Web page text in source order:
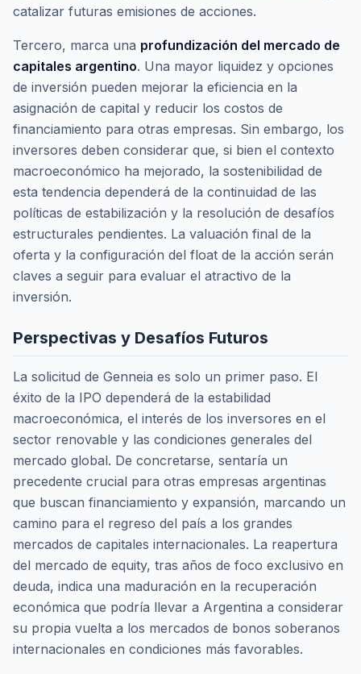
catalizar futuras emisiones de acciones.
Tercero, marca una profundización del mercado de
capitales argentino. Una mayor liquidez y opciones
de inversión pueden mejorar la eficiencia en la
asignación de capital y reducir los costos de
financiamiento para otras empresas. Sin embargo, los
inversores deben considerar que, si bien el contexto
macroeconómico ha mejorado, la sostenibilidad de
esta tendencia dependerá de la continuidad de las
políticas de estabilización y la resolución de desafíos
estructurales pendientes. La valuación final de la
oferta y la configuración del float de la acción serán
claves a seguir para evaluar el atractivo de la
inversión.
Perspectivas y Desafíos Futuros
La solicitud de Genneia es solo un primer paso. El
éxito de la IPO dependerá de la estabilidad
macroeconómica, el interés de los inversores en el
sector renovable y las condiciones generales del
mercado global. De concretarse, sentaría un
precedente crucial para otras empresas argentinas
que buscan financiamiento y expansión, marcando un
camino para el regreso del país a los grandes
mercados de capitales internacionales. La reapertura
del mercado de equity, tras años de foco exclusivo en
deuda, indica una maduración en la recuperación
económica que podría llevar a Argentina a considerar
su propia vuelta a los mercados de bonos soberanos
internacionales en condiciones más favorables.